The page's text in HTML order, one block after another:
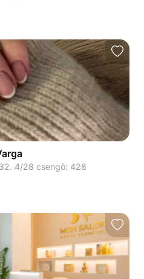
4/28 csengő: 428